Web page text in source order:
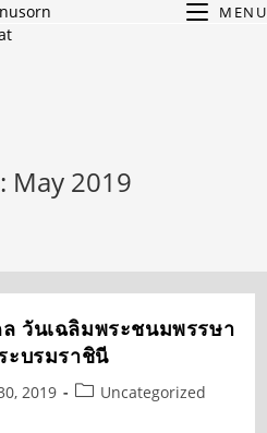
MENU
May 2019
วันเฉลิมพระชนมพรรษา
ะบรมราชินี
2019
PostUncategorized